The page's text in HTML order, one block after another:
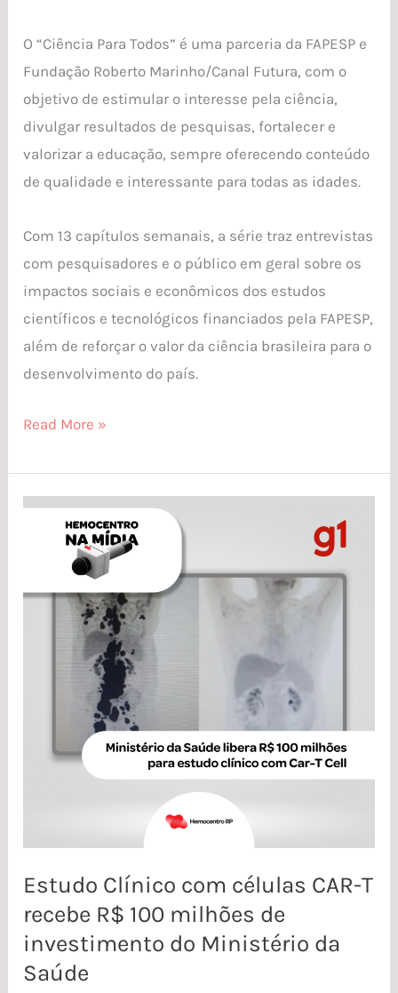
O “Ciência Para Todos” é uma parceria da FAPESP e
Fundação Roberto Marinho/Canal Futura, com o
objetivo de estimular o interesse pela ciência,
divulgar resultados de pesquisas, fortalecer e
valorizar a educação, sempre oferecendo conteúdo
de qualidade e interessante para todas as idades.
Com 13 capítulos semanais, a série traz entrevistas
com pesquisadores e o público em geral sobre os
impactos sociais e econômicos dos estudos
científicos e tecnológicos financiados pela FAPESP,
além de reforçar o valor da ciência brasileira para o
desenvolvimento do país.
Read More »
Estudo Clínico com células CAR-T
recebe R$ 100 milhões de
investimento do Ministério da
Saúde
Estudo
Clínico
células
milhões
da
Saúde